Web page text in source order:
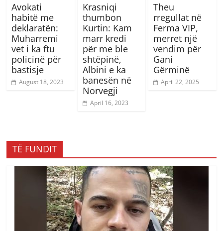
Avokati
habitë me
deklaratën:
Muharremi
vet i ka ftu
policinë për
bastisje
August 18, 2023
Krasniqi
thumbon
Kurtin: Kam
marr kredi
për me ble
shtëpinë,
Albini e ka
banesën në
Norvegji
April 16, 2023
Theu
rregullat në
Ferma VIP,
merret një
vendim për
Gani
Gërminë
April 22, 2025
TË FUNDIT